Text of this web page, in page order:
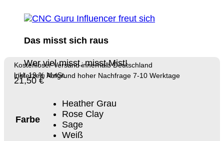
Das misst sich raus
Wer viel misst, misst Mist!
21,50€
inkl. 19 % MwSt.
Kostenloser Versand innerhalb Deutschland
Lieferzeit: Aufgrund hoher Nachfrage 7-10 Werktage
Farbe
Heather Grau
Rose Clay
Sage
Weiß